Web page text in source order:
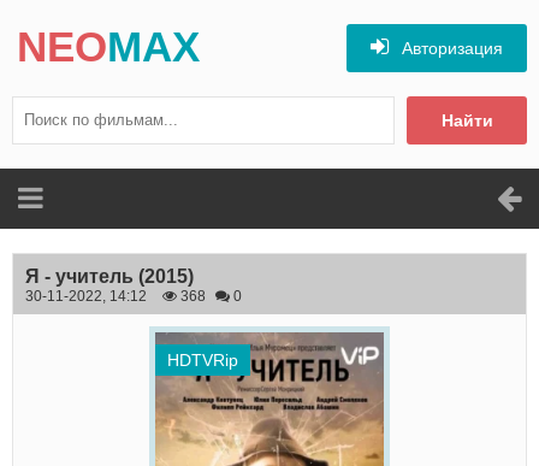
NEOMAX
Найти
Авторизация
Я - учитель (2015)
30-11-2022, 14:12 368 0
HDTVRip